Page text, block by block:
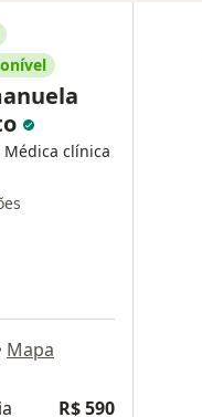
clínica
Mapa
R$ 590